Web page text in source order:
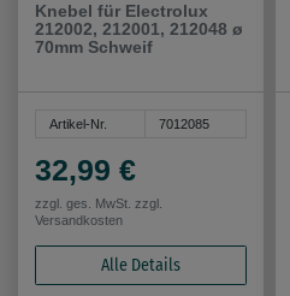
Knebel für Electrolux
212002, 212001, 212048 ø
70mm Schweif
Artikel-Nr. 7012085
32,99 €
zzgl. ges. MwSt. zzgl.
Versandkosten
Alle Details